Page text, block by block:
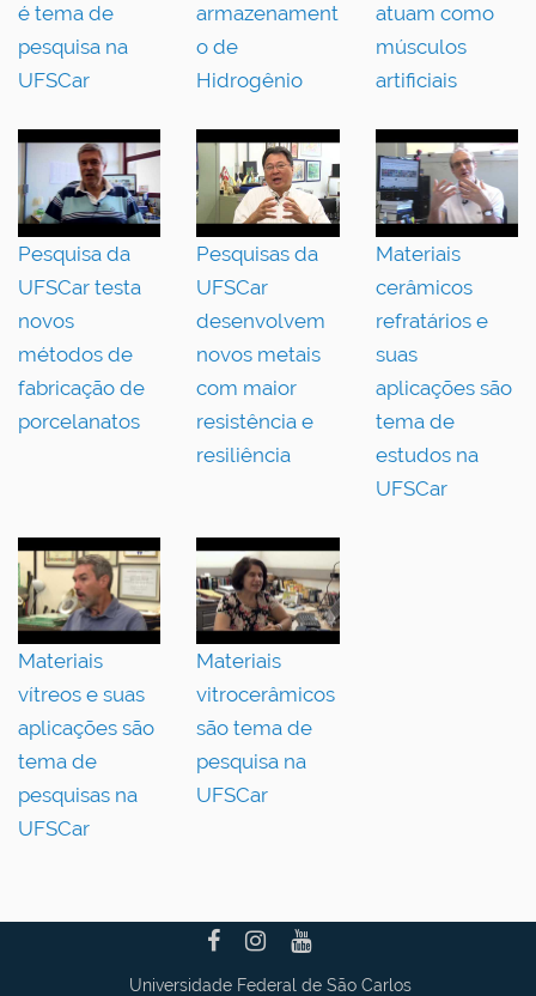
é tema de
pesquisa na
UFSCar
armazenament
o de
Hidrogênio
atuam como
músculos
artificiais
Pesquisa da
UFSCar testa
novos
métodos de
fabricação de
porcelanatos
Pesquisas da
UFSCar
desenvolvem
novos metais
com maior
resistência e
resiliência
Materiais
cerâmicos
refratários e
suas
aplicações são
tema de
estudos na
UFSCar
Materiais
vítreos e suas
aplicações são
tema de
pesquisas na
UFSCar
Materiais
vitrocerâmicos
são tema de
pesquisa na
UFSCar
Universidade Federal de São Carlos